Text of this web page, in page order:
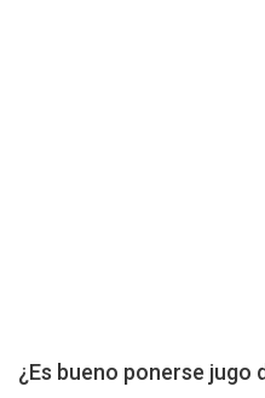
¿Es bueno ponerse jugo